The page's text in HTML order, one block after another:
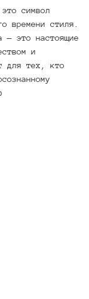
символ
времени стиля.
— это настоящие
и
для тех, кто